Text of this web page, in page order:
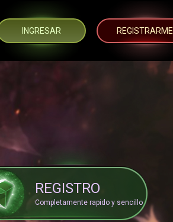
INGRESAR REGISTRARME
REGISTRO
Completamente rapido y sencillo